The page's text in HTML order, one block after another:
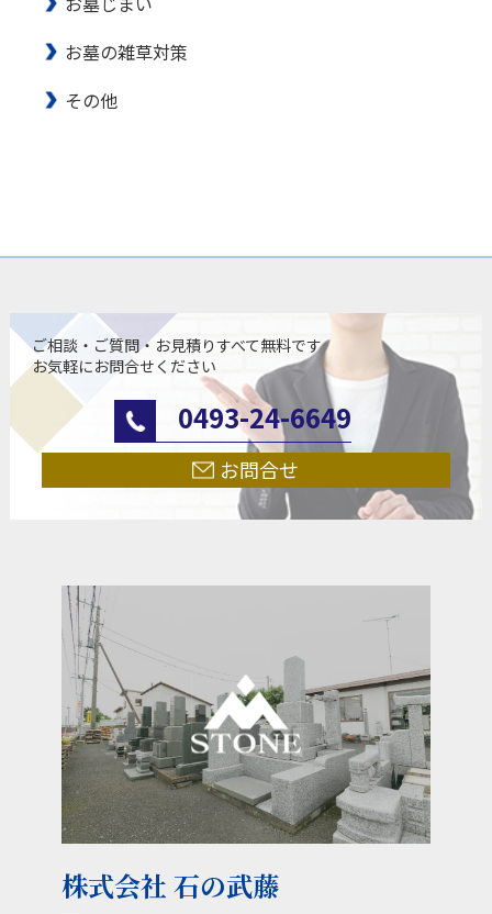
お墓の雑草対策
その他
ご相談・ご質問・お見積りすべて無料です
お気軽にお問合せください
0493-24-6649
お問合せ
株式会社 石の武藤